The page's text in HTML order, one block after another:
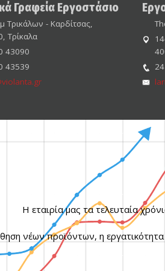
Γραφεία Εργοστάσιο
Τρικάλων - Καρδίτσας,
Τρίκαλα
43090
43539
Η εταιρία μας τα τελευταία
νέων προϊόντων, η εργατικότητα